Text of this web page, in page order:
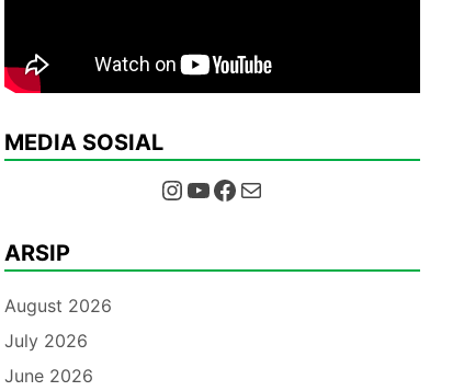
MEDIA SOSIAL
InstagramYouTube Facebook Mail
ARSIP
August 2026
July 2026
June 2026